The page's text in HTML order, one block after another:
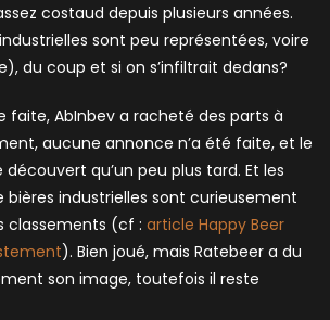
costaud depuis plusieurs années.
sont peu représentées, voire
du coup et si on s’infiltrait dedans?
faite, AbInbev a racheté des parts à
aucune annonce n’a été faite, et le
qu’un peu plus tard. Et les
bières industrielles sont curieusement
classements (cf : article Happy Beer
). Bien joué, mais Ratebeer a du
son image, toutefois il reste